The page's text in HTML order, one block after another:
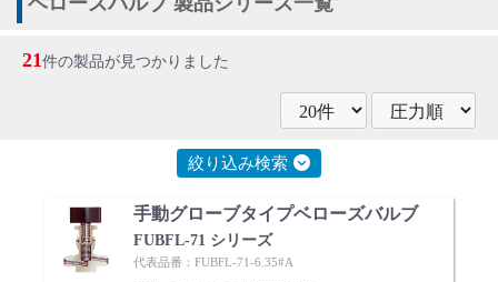
バルブ・継手・システムを探す
製品カタログダウンロード
サポート
21件の製品が見つかりました
絞り込み検索
手動グローブタイプベローズバルブ
FUBFL-71 シリーズ
代表品番：FUBFL-71-6.35#A